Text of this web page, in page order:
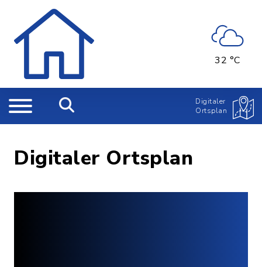
32 °C
Digitaler
Ortsplan
Digitaler Ortsplan